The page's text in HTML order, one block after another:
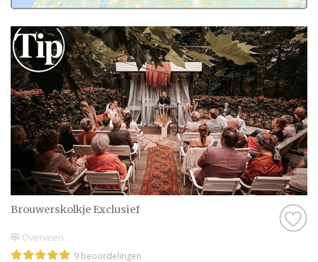
Brouwerskolkje Exclusief
Overveen
9 beoordelingen